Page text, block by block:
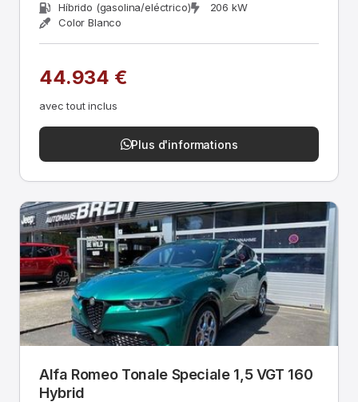
Híbrido (gasolina/eléctrico)
206 kW
Color Blanco
44.934 €
avec tout inclus
Plus d'informations
Alfa Romeo Tonale Speciale 1,5 VGT 160
Hybrid